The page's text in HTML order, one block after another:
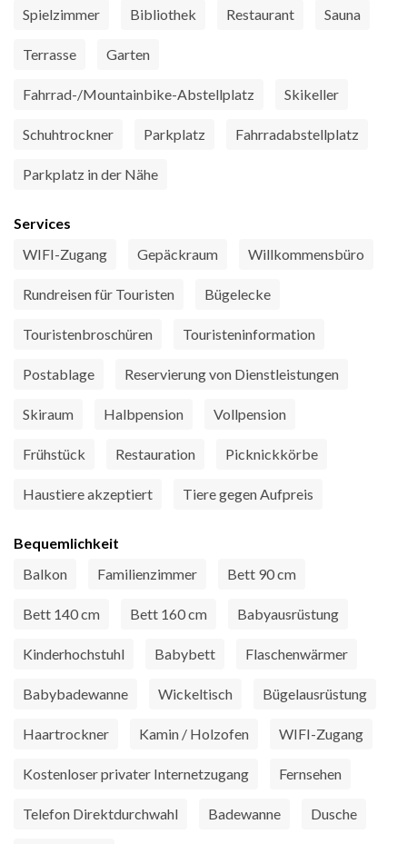
Spielzimmer Bibliothek Restaurant Sauna
Terrasse Garten
Fahrrad-/Mountainbike-Abstellplatz Skikeller
Schuhtrockner Parkplatz Fahrradabstellplatz
Parkplatz in der Nähe
Services
WIFI-Zugang
Gepäckraum Willkommensbüro
Rundreisen für Touristen Bügelecke
Touristenbroschüren Touristeninformation
Postablage Reservierung von Dienstleistungen
Skiraum Halbpension Vollpension
Frühstück Restauration Picknickkörbe
Haustiere akzeptiert Tiere gegen Aufpreis
Bequemlichkeit
Balkon
Familienzimmer Bett 90 cm
Bett 140 cm Bett 160 cm Babyausrüstung
Kinderhochstuhl Babybett Flaschenwärmer
Babybadewanne Wickeltisch Bügelausrüstung
Haartrockner Kamin / Holzofen WIFI-Zugang
Kostenloser privater Internetzugang Fernsehen
Telefon Direktdurchwahl Badewanne Dusche